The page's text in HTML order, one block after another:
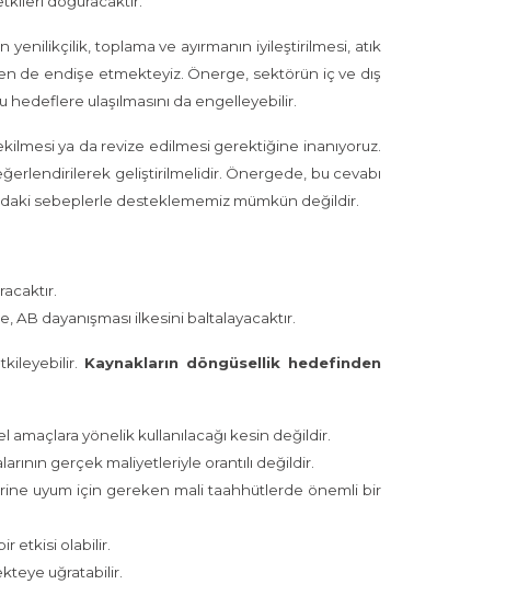
yenilikçilik, toplama ve ayırmanın iyileştirilmesi, atık
de endişe etmekteyiz. Önerge, sektörün iç ve dış
ulaşılmasını da engelleyebilir.
ya da revize edilmesi gerektiğine inanıyoruz.
geliştirilmelidir. Önergede, bu cevabı
sebeplerle desteklememiz mümkün değildir.
AB dayanışması ilkesini baltalayacaktır.
Kaynakların döngüsellik hedefinden
yönelik kullanılacağı kesin değildir.
gerçek maliyetleriyle orantılı değildir.
uyum için gereken mali taahhütlerde önemli bir
etkisi olabilir.
uğratabilir.